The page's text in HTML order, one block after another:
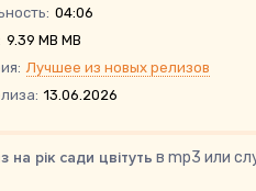
04:06
9.39 MB MB
Лучшее из новых релизов
13.06.2026
рік сади цвітуть в mp3 или